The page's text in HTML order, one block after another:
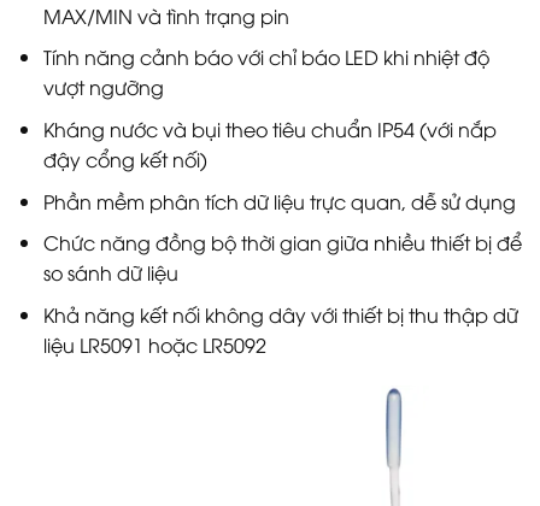
MAX/MIN và tình trạng pin
Tính năng cảnh báo với chỉ báo LED khi nhiệt độ
vượt ngưỡng
Kháng nước và bụi theo tiêu chuẩn IP54 (với nắp
đậy cổng kết nối)
Phần mềm phân tích dữ liệu trực quan, dễ sử dụng
Chức năng đồng bộ thời gian giữa nhiều thiết bị để
so sánh dữ liệu
Khả năng kết nối không dây với thiết bị thu thập dữ
liệu LR5091 hoặc LR5092